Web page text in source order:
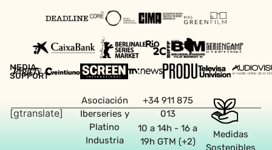
MEDIA
SUPPORT
[gtranslate]
Asociación
Iberseries y
Platino
Industria
+34 911 875
013
10 a 14h - 16 a
19h GTM (+2)
Medidas
Sostenibles